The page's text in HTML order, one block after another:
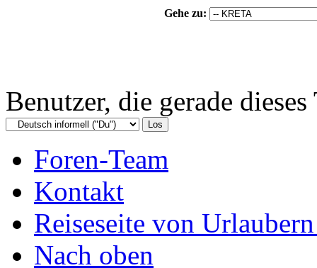
Gehe zu:
Benutzer, die gerade
Foren-Team
Kontakt
Reiseseite von
Nach oben